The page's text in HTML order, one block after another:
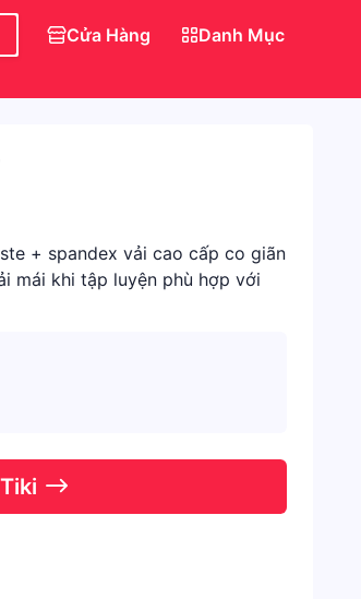
Cửa Hàng Danh Mục
+ spandex vải cao cấp co giãn
mái khi tập luyện phù hợp với